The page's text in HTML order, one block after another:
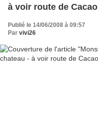
à voir route de Cacao
Publié le 14/06/2008 à 09:57
Par vivi26